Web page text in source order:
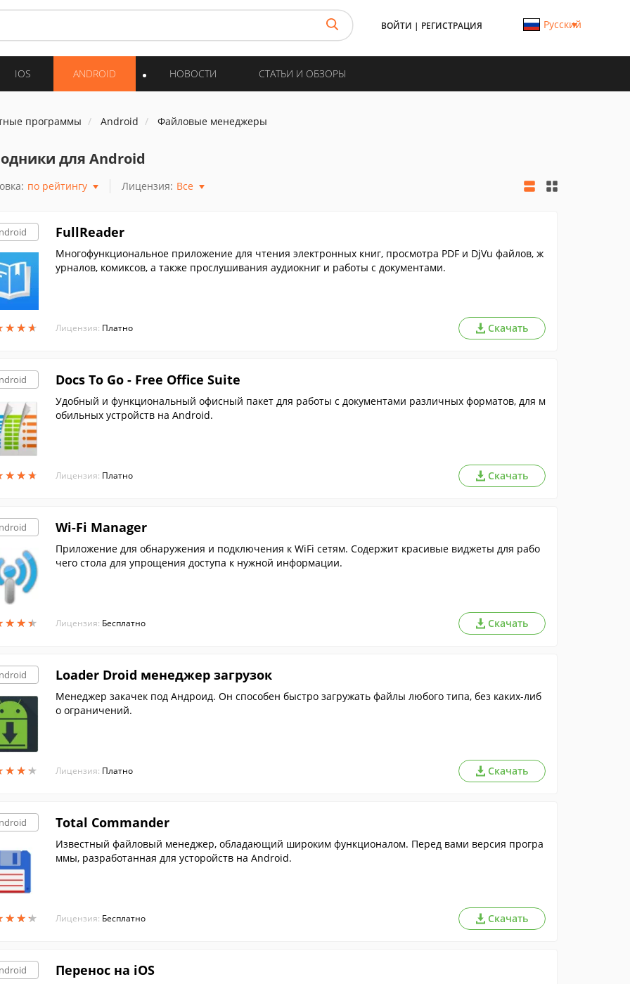
ВОЙТИ | РЕГИСТРАЦИЯ Русский
IOS ANDROID НОВОСТИ СТАТЬИ И ОБЗОРЫ
программы Android Файловые менеджеры
для Android
по рейтингу Лицензия: Все
★★★
★★★
FullReader
Многофункциональное приложение для чтения электронных книг, просмотра PDF и DjVu файлов, ж
урналов, комиксов, а также прослушивания аудиокниг и работы с документами.
Лицензия: Платно Скачать
★★★
★★★
Docs To Go - Free Office Suite
Удобный и функциональный офисный пакет для работы с документами различных форматов, для м
обильных устройств на Android.
Лицензия: Платно Скачать
★★★
★★★
Wi-Fi Manager
Приложение для обнаружения и подключения к WiFi сетям. Содержит красивые виджеты для рабо
чего стола для упрощения доступа к нужной информации.
Лицензия: Бесплатно Скачать
★★★
★★★
Loader Droid менеджер загрузок
Менеджер закачек под Андроид. Он способен быстро загружать файлы любого типа, без каких-либ
о ограничений.
Лицензия: Платно Скачать
★★★
★★★
Total Commander
Известный файловый менеджер, обладающий широким функционалом. Перед вами версия програ
ммы, разработанная для усторойств на Android.
Лицензия: Бесплатно Скачать
Перенос на iOS